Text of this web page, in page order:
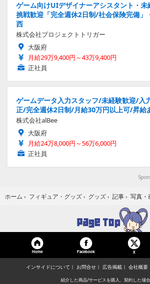
ゲーム向けUIデザイナーアシスタント・
挑戦歓迎「完全週休2日制/社会保険完備」
西
株式会社プロジェクトトリガー
大阪府
月給29万9,400円～43万9,400円
正社員
ゲームデータ入力スタッフ/未経験歓迎/入
正/完全週休2日制/月給30万円以上可/昇給
株式会社alBee
大阪府
月給24万8,000円～56万6,000円
正社員
ホーム › フィギュア・グッズ › グッズ › 記事 › 写真・
Home Facebook X
インサイドについて お問合せ 広告掲載 会社概要
紹介した商品/サービスを購入、契約した場合